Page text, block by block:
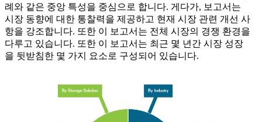
례와 같은 중앙 특성을 중심으로 합니다. 게다가, 보고서는
시장 동향에 대한 통찰력을 제공하고 현재 시장 관련 개선 사
항을 강조합니다. 또한 이 보고서는 전체 시장의 경쟁 환경을
다루고 있습니다. 또한 이 보고서는 최근 몇 년간 시장 성장
을 뒷받침한 몇 가지 요소로 구성되어 있습니다.